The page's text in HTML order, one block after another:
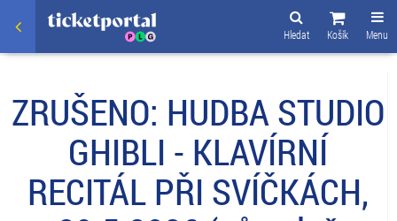
Menu
Košík
Hledat
ZRUŠENO: HUDBA STUDIO
GHIBLI - KLAVÍRNÍ
RECITÁL PŘI SVÍČKÁCH,